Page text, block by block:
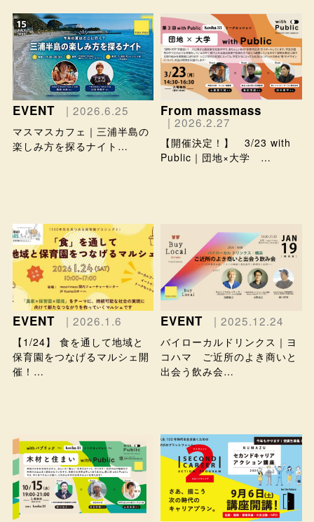
EVENT | 2026.6.25
マスマスカフェ｜三浦半島の
楽しみ方を探るナイト…
From massmass
| 2026.2.27
【開催決定！】 3/23 with
Public｜団地×大学 …
EVENT | 2026.1.6
【1/24】 食を通して地域と
保育園をつなげるマルシェ開
催！…
EVENT | 2025.12.24
バイローカルドリンクス｜ヨ
コハマ ご近所のよき商いと
出会う飲み会…